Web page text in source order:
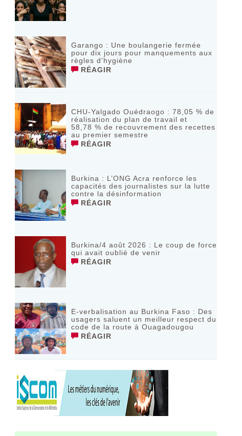
Garango : Une boulangerie fermée
pour dix jours pour manquements aux
règles d’hygiène
RÉAGIR
CHU-Yalgado Ouédraogo : 78,05 % de
réalisation du plan de travail et
58,78 % de recouvrement des recettes
au premier semestre
RÉAGIR
Burkina : L’ONG Acra renforce les
capacités des journalistes sur la lutte
contre la désinformation
RÉAGIR
Burkina/4 août 2026 : Le coup de force
qui avait oublié de venir
RÉAGIR
E-verbalisation au Burkina Faso : Des
usagers saluent un meilleur respect du
code de la route à Ouagadougou
RÉAGIR